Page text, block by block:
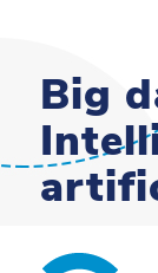
Big